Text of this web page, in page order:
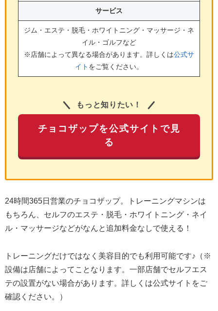
サービス
ジム・エステ・脱毛・ホワイトニング・マッサージ・ネ
イル・ゴルフなど
※店舗によって異なる場合があります。詳しくは公式サ
イト をご覧ください。
もっと知りたい！
チョコザップを公式サイトで見
る
24時間365日営業のチョコザップ。トレーニングマシンは
もちろん、セルフのエステ・脱毛・ホワイトニング・ネイ
ル・マッサージなどがなんと追加料金なしで使える！
トレーニングだけではなく美容目的でも利用可能です♪（※
設備は店舗によってことなります。一部店舗でセルフエス
テの設置がない場合があります。詳しくは公式サイトをご
確認ください。）